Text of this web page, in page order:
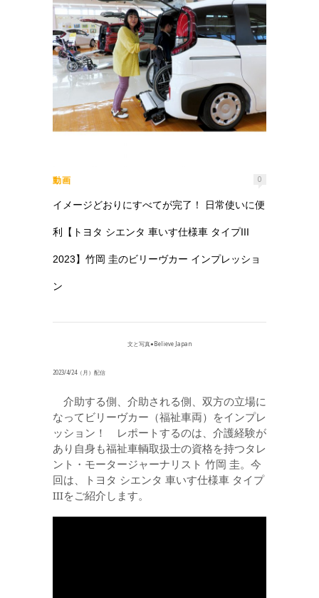
動画 0
イメージどおりにすべてが完了！ 日常使いに便
利【トヨタ シエンタ 車いす仕様車 タイプIII
2023】竹岡 圭のビリーヴカー インプレッショ
ン
文と写真●Believe Japan
2023/4/24（月）配信
介助する側、介助される側、双方の立場に
なってビリーヴカー（福祉車両）をインプレ
ッション！ レポートするのは、介護経験が
あり自身も福祉車輌取扱士の資格を持つタレ
ント・モータージャーナリスト 竹岡 圭。今
回は、トヨタ シエンタ 車いす仕様車 タイプ
IIIをご紹介します。